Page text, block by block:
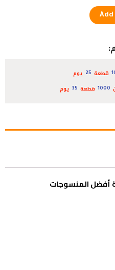
قطعة 25
يوم
1000 قطعة 35 يوم
أفضل المنسوجات